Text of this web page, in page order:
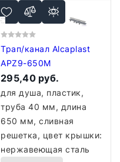
Трап/канал Alcaplast
APZ9-650M
295,40 руб.
для душа, пластик,
труба 40 мм, длина
650 мм, сливная
решетка, цвет крышки:
нержавеющая сталь